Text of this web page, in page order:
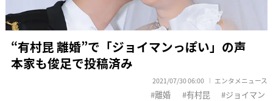
“有村昆 離婚”で「ジョイマンっぽい」の声
本家も俊足で投稿済み
2021/07/30 06:00 エンタメニュース
離婚 有村昆 ジョイマン